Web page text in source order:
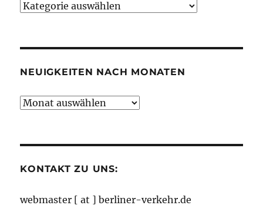
Neuigkeiten
NEUIGKEITEN NACH MONATEN
Neuigkeiten
KONTAKT ZU UNS:
webmaster [ at ] berliner-verkehr.de